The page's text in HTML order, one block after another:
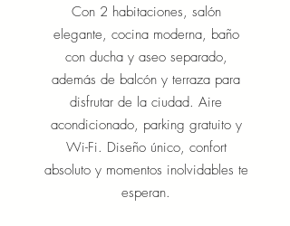
Con 2 habitaciones, salón
elegante, cocina moderna, baño
con ducha y aseo separado,
además de balcón y terraza para
disfrutar de la ciudad. Aire
acondicionado, parking gratuito y
Wi-Fi. Diseño único, confort
absoluto y momentos inolvidables te
esperan.